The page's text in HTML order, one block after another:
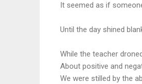
It seemed as if
Until the day shined
While the teacher
About positive and
We were stilled by the